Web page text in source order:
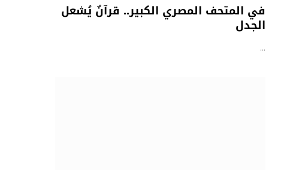
في المتحف المصري الكبير.. قرآنٌ يُشعل
الجدل
…